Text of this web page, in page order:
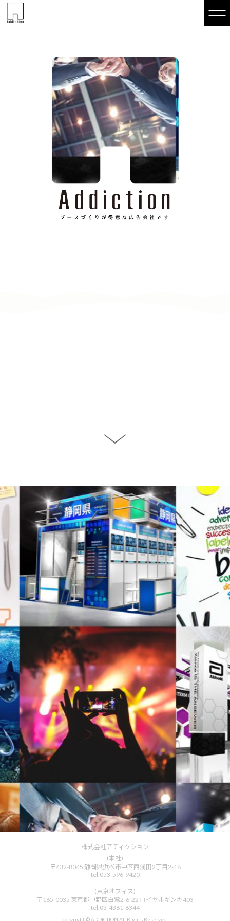
株式会社アディクション ブースづくりが得意な会社です。
株式会社アディクション
(本社)
〒432-8045 静岡県浜松市中区西浅田2丁目2-18
tel.053-596-9420
(東京オフィス)
〒165-0035 東京都中野区白鷺2-6-22 ロイヤルギンキ403
tel.03-4361-6344
copyright © ADDICTION All Rights Reserved.